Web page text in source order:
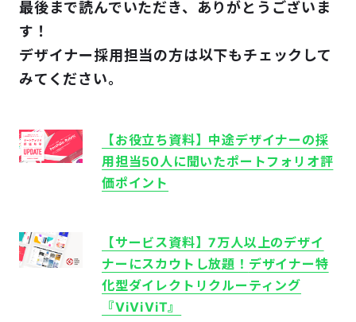
最後まで読んでいただき、ありがとうございま
す！
デザイナー採用担当の方は以下もチェックして
みてください。
【お役立ち資料】中途デザイナーの採
用担当50人に聞いたポートフォリオ評
価ポイント
【サービス資料】7万人以上のデザイ
ナーにスカウトし放題！ デザイナー特
化型ダイレクトリクルーティング
『ViViVi​T』